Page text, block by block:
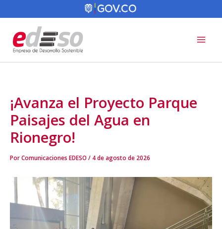
al
contenido
¡Avanza el Proyecto Parque
Paisajes del Agua en
Rionegro!
PorComunicaciones EDESO / 4 de agosto de 2026